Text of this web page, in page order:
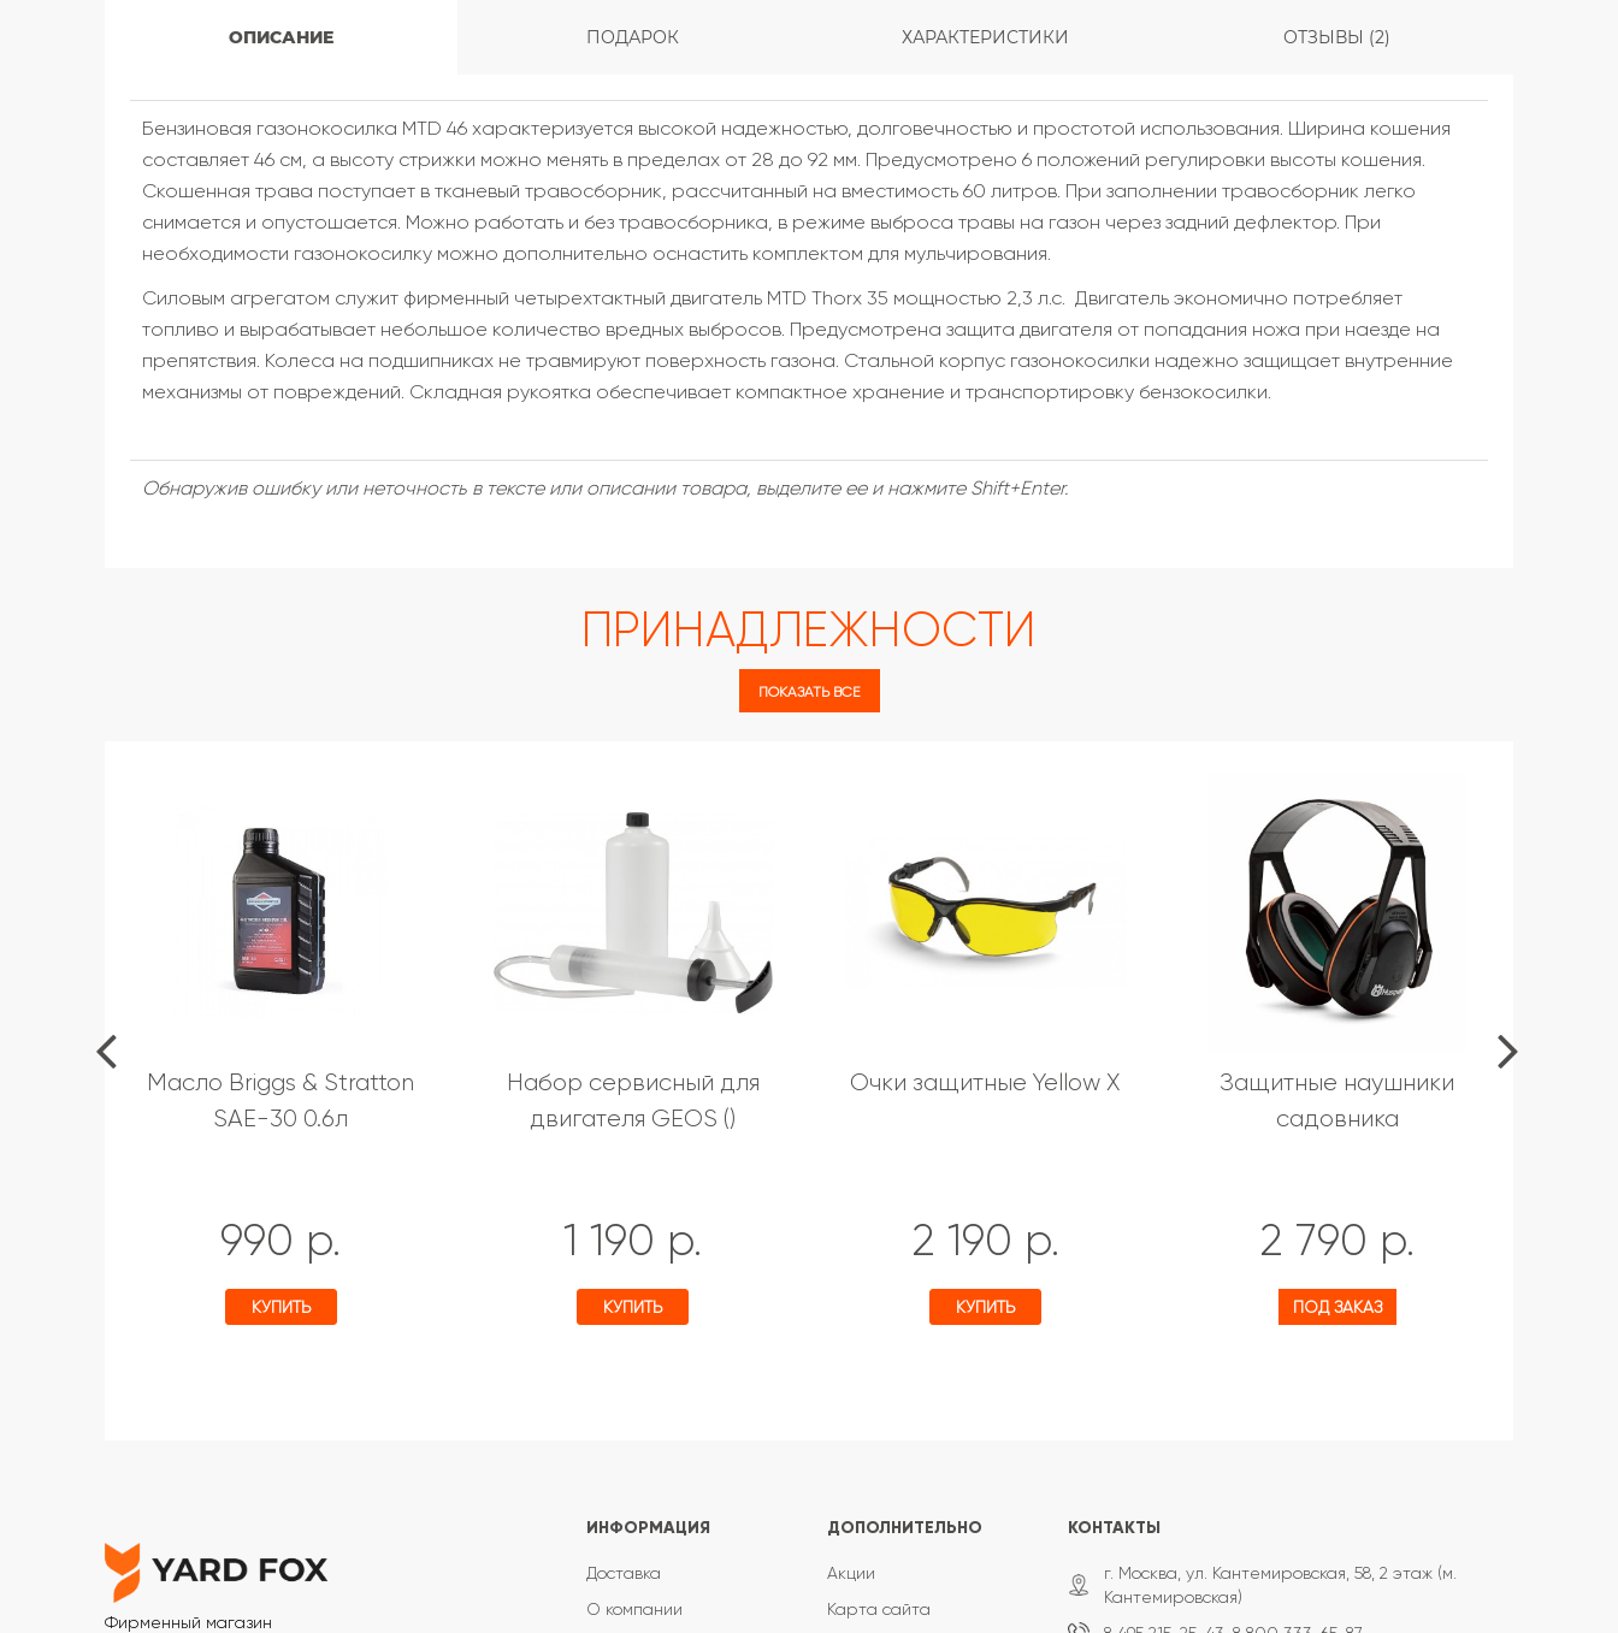
ОПИСАНИЕ ПОДАРОК ХАРАКТЕРИСТИКИ ОТЗЫВЫ (2)
Бензиновая газонокосилка MTD 46 характеризуется высокой надежностью, долговечностью и простотой использования. Ширина кошения
составляет 46 см, а высоту стрижки можно менять в пределах от 28 до 92 мм. Предусмотрено 6 положений регулировки высоты кошения.
Скошенная трава поступает в тканевый травосборник, рассчитанный на вместимость 60 литров. При заполнении травосборник легко
снимается и опустошается. Можно работать и без травосборника, в режиме выброса травы на газон через задний дефлектор. При
необходимости газонокосилку можно дополнительно оснастить комплектом для мульчирования.
Силовым агрегатом служит фирменный четырехтактный двигатель MTD Thorx 35 мощностью 2,3 л.с. Двигатель экономично потребляет
топливо и вырабатывает небольшое количество вредных выбросов. Предусмотрена защита двигателя от попадания ножа при наезде на
препятствия. Колеса на подшипниках не травмируют поверхность газона. Стальной корпус газонокосилки надежно защищает внутренние
механизмы от повреждений. Складная рукоятка обеспечивает компактное хранение и транспортировку бензокосилки.
Обнаружив ошибку или неточность в тексте или описании товара, выделите ее и нажмите Shift+Enter.
ПРИНАДЛЕЖНОСТИ
ПОКАЗАТЬ ВСЕ
Масло Briggs & Stratton
SAE-30 0.6л
990 р.
КУПИТЬ
Набор сервисный для
двигателя GEOS ()
1 190 р.
КУПИТЬ
Очки защитные Yellow X
2 190 р.
КУПИТЬ
Защитные наушники
садовника
2 790 р.
ПОД ЗАКАЗ
Фирменный магазин
ИНФОРМАЦИЯ
Доставка
О компании
ДОПОЛНИТЕЛЬНО
Акции
Карта сайта
КОНТАКТЫ
г. Москва, ул. Кантемировская, 58, 2 этаж (м.
Кантемировская)